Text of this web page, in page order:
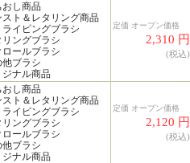
おし商品
スト＆レタリング商品
ライピングブラシ
リングブラシ
ロールブラシ
他ブラシ
ジナル商品
定価 オープン価格
2,310 円
(税込)
おし商品
スト＆レタリング商品
ライピングブラシ
リングブラシ
ロールブラシ
他ブラシ
ジナル商品
定価 オープン価格
2,120 円
(税込)